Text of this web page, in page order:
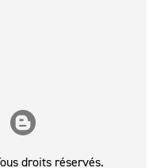
droits réservés.